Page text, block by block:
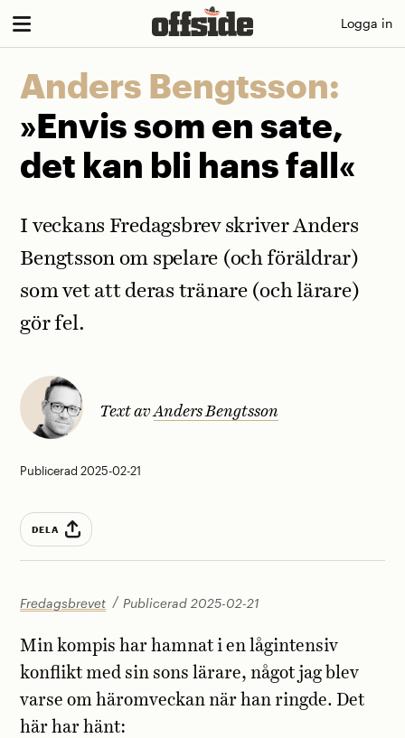
Skip
Logga in
Anders Bengtsson:
»Envis som en sate,
det kan bli hans fall«
Fredagsbrevet Publicerad 2025-02-21
I veckans Fredagsbrev skriver Anders
Bengtsson om spelare (och föräldrar)
som vet att deras tränare (och lärare)
gör fel.
Text avAnders Bengtsson
Publicerad 2025-02-21
DELA
Min kompis har hamnat i en lågintensiv
konflikt med sin sons lärare, något jag blev
varse om häromveckan när han ringde. Det
här har hänt: